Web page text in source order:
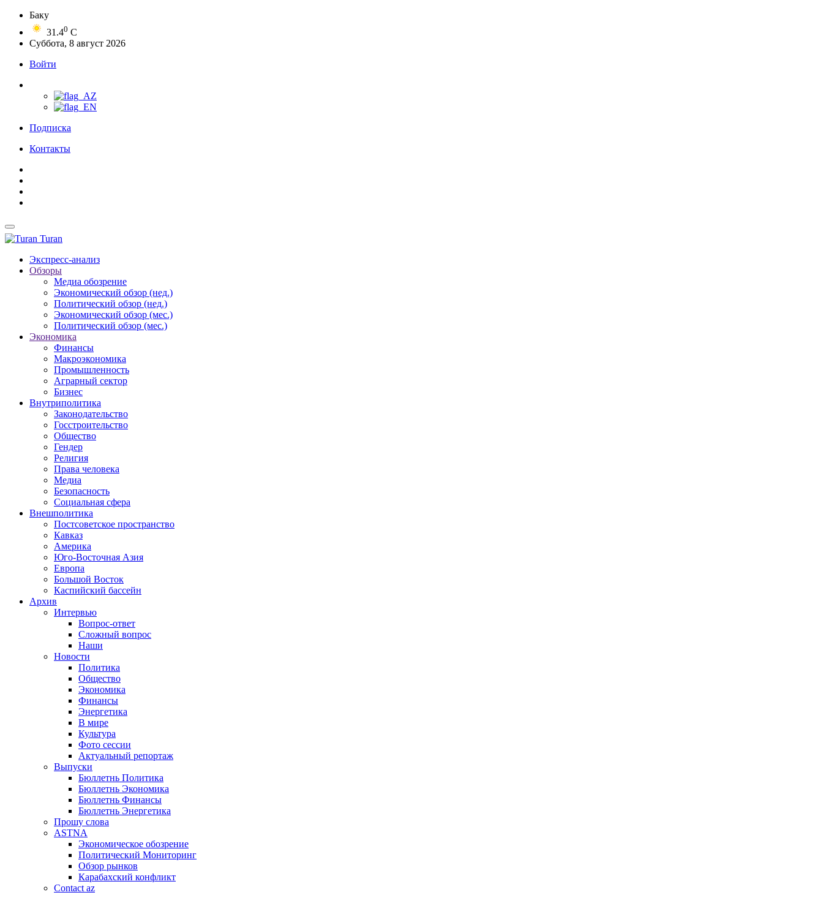
Баку
31.40 C
Суббота, 8 август 2026
Войти
Подписка
Контакты
Turan
Экспресс-анализ
Обзоры
Медиа обозрение
Экономический обзор (нед.)
Политический обзор (нед.)
Экономический обзор (мес.)
Политический обзор (мес.)
Экономика
Финансы
Макроэкономика
Промышленность
Аграрный сектор
Бизнес
Внутриполитика
Законодательство
Госстроительство
Общество
Гендер
Религия
Права человека
Медиа
Безопасность
Социальная сфера
Внешполитика
Постсоветское пространство
Кавказ
Америка
Юго-Восточная Азия
Европа
Большой Восток
Каспийский бассейн
Архив
Интервью
Вопрос-ответ
Сложный вопрос
Наши
Новости
Политика
Общество
Экономика
Финансы
Энергетика
В мире
Культура
Фото сессии
Актуальный репортаж
Выпуски
Бюллетнь Политика
Бюллетнь Экономика
Бюллетнь Финансы
Бюллетнь Энергетика
Прошу слова
ASTNA
Экономическое обозрение
Политический Мониторинг
Обзор рынков
Карабахский конфликт
Contact az